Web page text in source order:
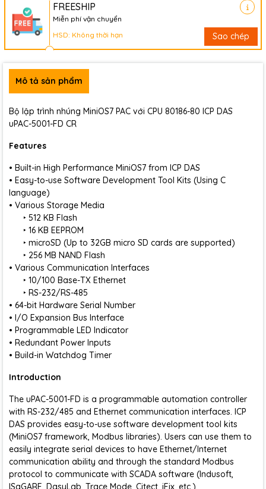
FREESHIP
Miễn phí vận chuyển
HSD: Không thời hạn
Sao chép
Mô tả sản phẩm
Bộ lập trình nhúng MiniOS7 PAC với CPU 80186-80 ICP DAS
uPAC-5001-FD CR
Features
• Built-in High Performance MiniOS7 from ICP DAS
• Easy-to-use Software Development Tool Kits (Using C
language)
• Various Storage Media
‣ 512 KB Flash
‣ 16 KB EEPROM
‣ microSD (Up to 32GB micro SD cards are supported)
‣ 256 MB NAND Flash
• Various Communication Interfaces
‣ 10/100 Base-TX Ethernet
‣ RS-232/RS-485
• 64-bit Hardware Serial Number
• I/O Expansion Bus Interface
• Programmable LED Indicator
• Redundant Power Inputs
• Build-in Watchdog Timer
Introduction
The uPAC-5001-FD is a programmable automation controller
with RS-232/485 and Ethernet communication interfaces. ICP
DAS provides easy-to-use software development tool kits
(MiniOS7 framework, Modbus libraries). Users can use them to
easily integrate serial devices to have Ethernet/Internet
communication ability and through the standard Modbus
protocol to communicate with SCADA software (Indusoft,
ISaGARF, DasyLab, Trace Mode, Citect, iFix, etc.).